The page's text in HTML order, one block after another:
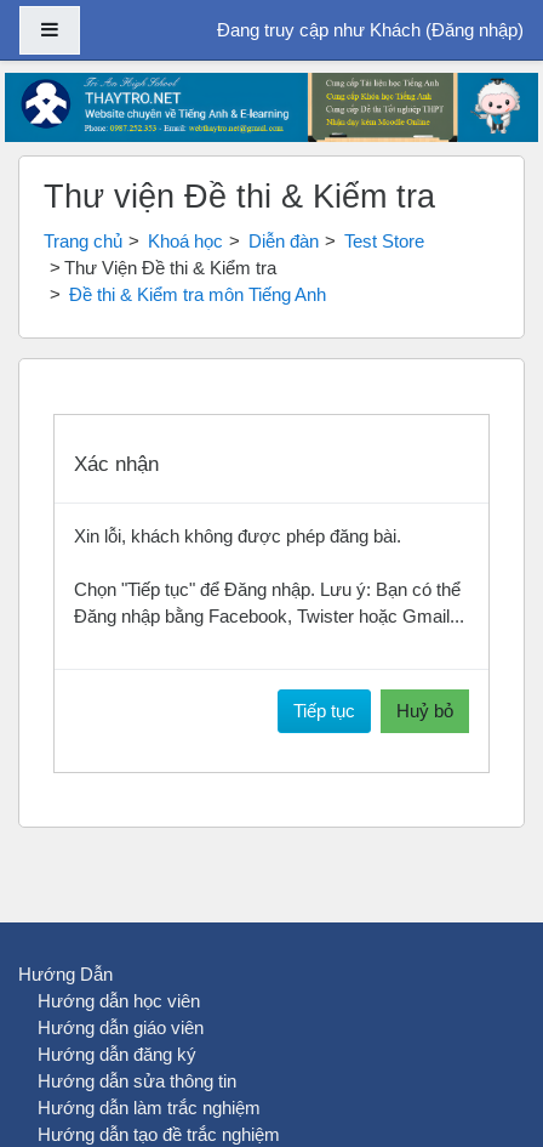
Chuyển tới nội dung chính
Bảng điều khiển cạnhĐang truy cập như Khách (Đăng nhập)
Thư viện Đề thi & Kiểm tra
Trang chủ Khoá học Diễn đàn
Test Store
Thư Viện Đề thi & Kiểm tra
Đề thi & Kiểm tra môn Tiếng Anh
Xác nhận
Xin lỗi, khách không được phép đăng bài.
Chọn "Tiếp tục" để Đăng nhập. Lưu ý: Bạn có thể
Đăng nhập bằng Facebook, Twister hoặc Gmail...
Tiếp tục Huỷ bỏ
Hướng Dẫn
Hướng dẫn học viên
Hướng dẫn giáo viên
Hướng dẫn đăng ký
Hướng dẫn sửa thông tin
Hướng dẫn làm trắc nghiệm
Hướng dẫn tạo đề trắc nghiệm